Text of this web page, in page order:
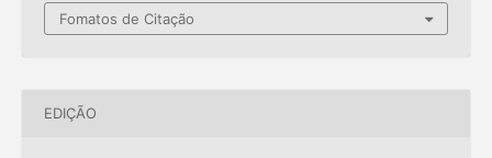
Fomatos de Citação
EDIÇÃO